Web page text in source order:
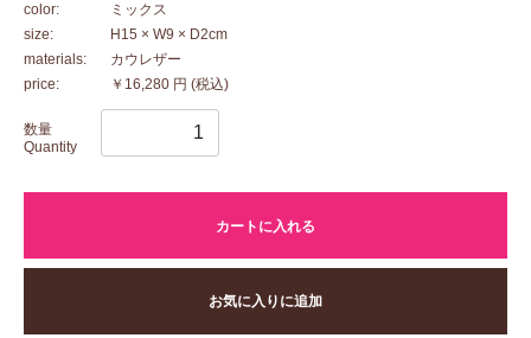
color:
ミックス
size:
H15 × W9 × D2cm
materials:
カウレザー
price:
￥16,280 円 (税込)
数量
Quantity
カートに入れる
お気に入りに追加